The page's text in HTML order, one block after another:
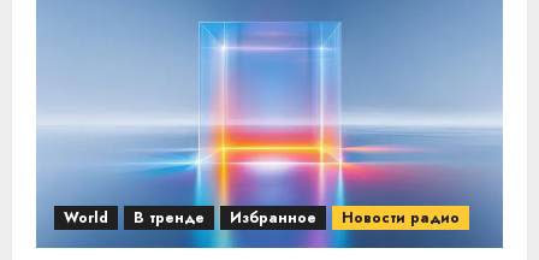
World В тренде Избранное Новости радио